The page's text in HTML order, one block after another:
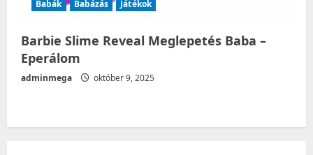
Babák Babázás Játékok
Barbie Slime Reveal Meglepetés Baba –
Eperálom
adminmega október 9, 2025